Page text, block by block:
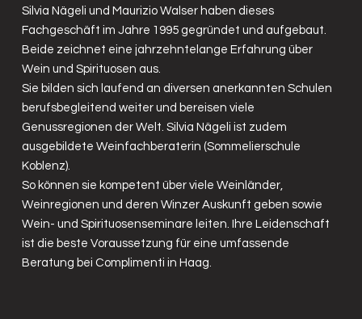
Silvia Nägeli und Maurizio Walser haben dieses
Fachgeschäft im Jahre 1995 gegründet und aufgebaut.
Beide zeichnet eine jahrzehntelange Erfahrung über
Wein und Spirituosen aus.
Sie bilden sich laufend an diversen anerkannten Schulen
berufsbegleitend weiter und bereisen viele
Genussregionen der Welt. Silvia Nägeli ist zudem
ausgebildete Weinfachberaterin (Sommelierschule
Koblenz).
So können sie kompetent über viele Weinländer,
Weinregionen und deren Winzer Auskunft geben sowie
Wein- und Spirituosenseminare leiten. Ihre Leidenschaft
ist die beste Voraussetzung für eine umfassende
Beratung bei Complimenti in Haag.